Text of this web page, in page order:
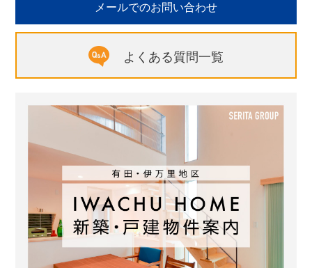
メールでのお問い合わせ
よくある質問一覧